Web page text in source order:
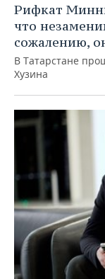
Рифкат
что
сожалению,
В Татарстане
Хузина